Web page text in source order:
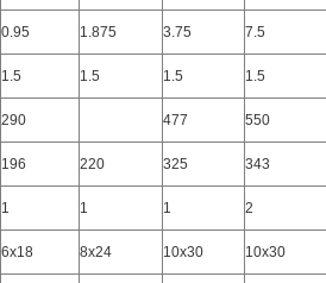
0.95 1.875 3.75
7.5
1.5 1.5 1.5
1.5
290 477
550
196 220 325
343
1 1 1
2
6x18 8x24 10x30
10x30